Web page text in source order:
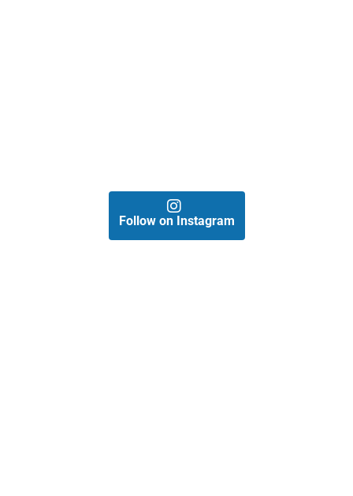
Follow on Instagram